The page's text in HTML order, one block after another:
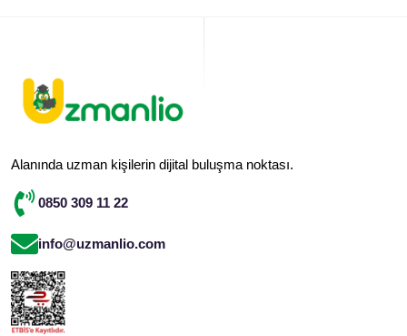
Alanında uzman kişilerin dijital buluşma noktası.
0850 309 11 22
info@uzmanlio.com